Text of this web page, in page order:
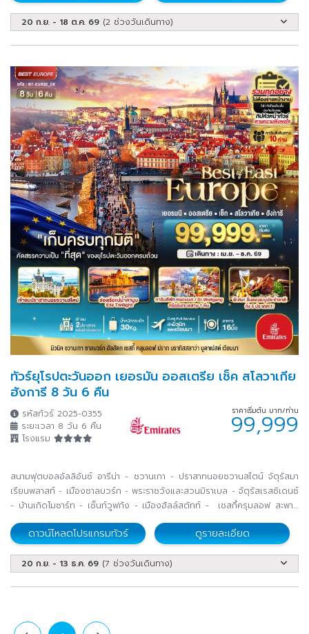
20 ก.ย. - 18 ต.ค. 69 (2 ช่วงวันเดินทาง)
ทัวร์ยุโรปตะวันออก เยอรมัน ออสเตรีย เช็ค สโลวาเกีย
ฮังการี 8 วัน 6 คืน
รหัสทัวร์ 2025-0355
ระยะเวลา 8 วัน 6 คืน
โรงแรม
ราคาเริ่มต้น บาท/ท่าน
99,999
สนามฟุตบอลอัลลิอันซ์ อารีน่า - ชวานเกา - ปราสาทนอยชวานสไตน์ จัตุรัสมา
เรียนพลาสท์ - เมืองซาลบวร์ก - พระราชวังและสวนมิราเบล - จัตุรัสเรสซิเดนซ์
- บ้านเกิดโมซาร์ท - เซ็นท์วูฟกัง - เมืองฮัลล์สตัทท์ - เชสกี้ครุมลอฟ สะพาน
ปราสาทบราทิสลาวา - Fashion Outlet Parndorf จัตุรัสวีรบุรุษ - สะพานเชน -
คาสเทิลฮัลล์ - มหาวิหารเซ็นท์สตีเฟ่น - ล่องเรือแม่น้ำดานูบพร้อมแชมเปญ
- Fashion Outlet Parndorf - ปูดาเปสต์ - จัตุรัสวีรบุรุษ - สะพานเชน - คาส
ดาวน์โหลดโปรแกรมทัวร์ ดูรายละเอียด
20 ก.ย. - 13 ธ.ค. 69 (7 ช่วงวันเดินทาง)